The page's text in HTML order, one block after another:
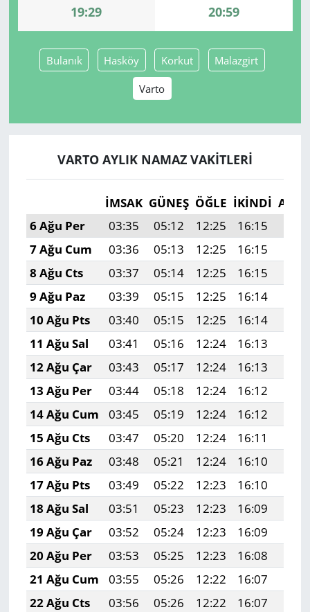
19:29 20:59
Bulanık Hasköy Korkut Malazgirt
Varto
VARTO AYLIK NAMAZ VAKITLERI
İMSAK GÜNEŞ ÖĞLE İKINDI
6 Ağu Per
03:35 05:12 12:25 16:15
7 Ağu Cum
03:36 05:13 12:25 16:15
8 Ağu Cts
03:37 05:14 12:25 16:15
9 Ağu Paz
03:39 05:15 12:25 16:14
10 Ağu Pts
03:40 05:15 12:25 16:14
11 Ağu Sal
03:41 05:16 12:24 16:13
12 Ağu Çar
03:43 05:17 12:24 16:13
13 Ağu Per
03:44 05:18 12:24 16:12
14 Ağu Cum
03:45 05:19 12:24 16:12
15 Ağu Cts
03:47 05:20 12:24 16:11
16 Ağu Paz
03:48 05:21 12:24 16:10
17 Ağu Pts
03:49 05:22 12:23 16:10
18 Ağu Sal
03:51 05:23 12:23 16:09
19 Ağu Çar
03:52 05:24 12:23 16:09
20 Ağu Per
03:53 05:25 12:23 16:08
21 Ağu Cum
03:55 05:26 12:22 16:07
22 Ağu Cts
03:56 05:26 12:22 16:07
Yerel